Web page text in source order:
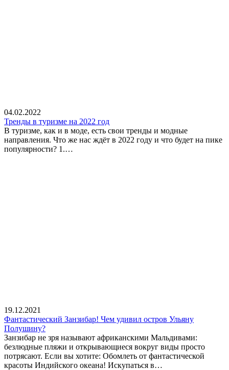
04.02.2022
Тренды в туризме на 2022 год
В туризме, как и в моде, есть свои тренды и модные
направления. Что же нас ждёт в 2022 году и что будет на пике
популярности? 1.…
19.12.2021
Фантастический Занзибар! Чем удивил остров Ульяну
Полушину?
Занзибар не зря называют африканскими Мальдивами:
безлюдные пляжи и открывающиеся вокруг виды просто
потрясают. Если вы хотите: Обомлеть от фантастической
красоты Индийского океана! Искупаться в…